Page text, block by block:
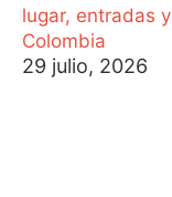
lugar, entradas
Colombia
29 julio, 2026